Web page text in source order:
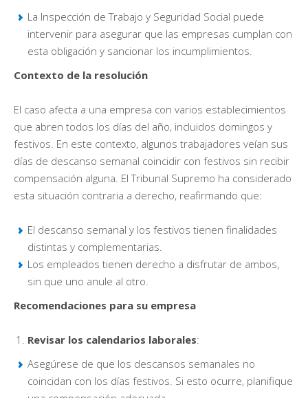
La Inspección de Trabajo y Seguridad Social puede
intervenir para asegurar que las empresas cumplan con
esta obligación y sancionar los incumplimientos.
Contexto de la resolución
El caso afecta a una empresa con varios establecimientos
que abren todos los días del año, incluidos domingos y
festivos. En este contexto, algunos trabajadores veían sus
días de descanso semanal coincidir con festivos sin recibir
compensación alguna. El Tribunal Supremo ha considerado
esta situación contraria a derecho, reafirmando que:
El descanso semanal y los festivos tienen finalidades
distintas y complementarias.
Los empleados tienen derecho a disfrutar de ambos,
sin que uno anule al otro.
Recomendaciones para su empresa
Revisar los calendarios laborales:
Asegúrese de que los descansos semanales no
coincidan con los días festivos. Si esto ocurre, planifique